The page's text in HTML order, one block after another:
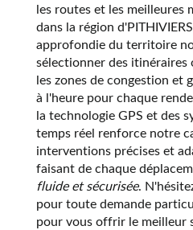
les routes et les meilleures
dans la région
approfondie du territoire
sélectionner des
les zones de congestion et
à l'heure pour chaque
la technologie GPS et des
temps réel renforce notre
interventions précises et
faisant de chaque
fluide et sécurisée.
pour toute demande
pour vous offrir le meilleur